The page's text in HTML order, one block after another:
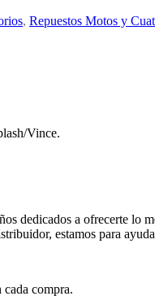
, Repuestos Motos y
Vince.
dedicados a ofrecerte lo
estamos para
compra.